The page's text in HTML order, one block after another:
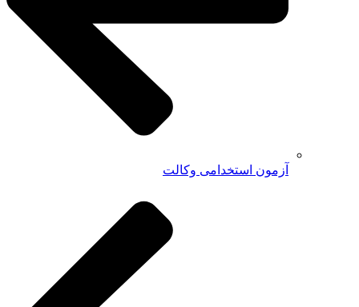
آزمون استخدامی وکالت